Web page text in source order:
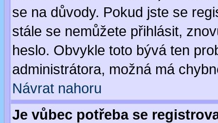
se na důvody. Pokud jste se
stále se nemůžete přihlásit,
heslo. Obvykle toto bývá ten
administrátora, možná má
Návrat nahoru
Je vůbec potřeba se